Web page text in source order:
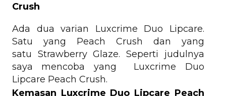
Crush
Ada dua varian Luxcrime Duo Lipcare.
Satu yang Peach Crush dan yang
satu Strawberry Glaze. Seperti judulnya
saya mencoba yang Luxcrime Duo
Lipcare Peach Crush.
Kemasan Luxcrime Duo Lipcare Peach